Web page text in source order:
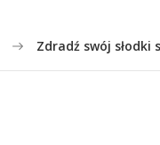
Zdradź swój słodki